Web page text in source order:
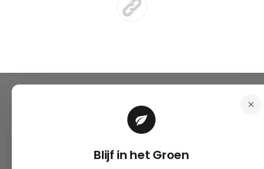
Blijf in het Groen